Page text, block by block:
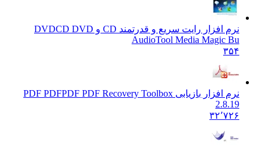
نرم افزار رایت سریع و قدرتمند CD و DVD
CD DVD
AudioTool Media Magic Bu
۳۵۴
نرم افزار بازیابی PDF PDF PDF PDF Recovery Toolbox
2.8.19
۳۲٬۷۲۶